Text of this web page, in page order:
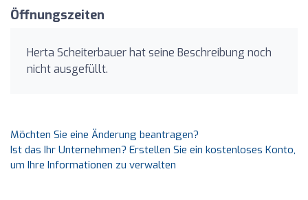
Öffnungszeiten
Herta Scheiterbauer hat seine Beschreibung noch
nicht ausgefüllt.
Möchten Sie eine Änderung beantragen?
Ist das Ihr Unternehmen? Erstellen Sie ein kostenloses Konto,
um Ihre Informationen zu verwalten